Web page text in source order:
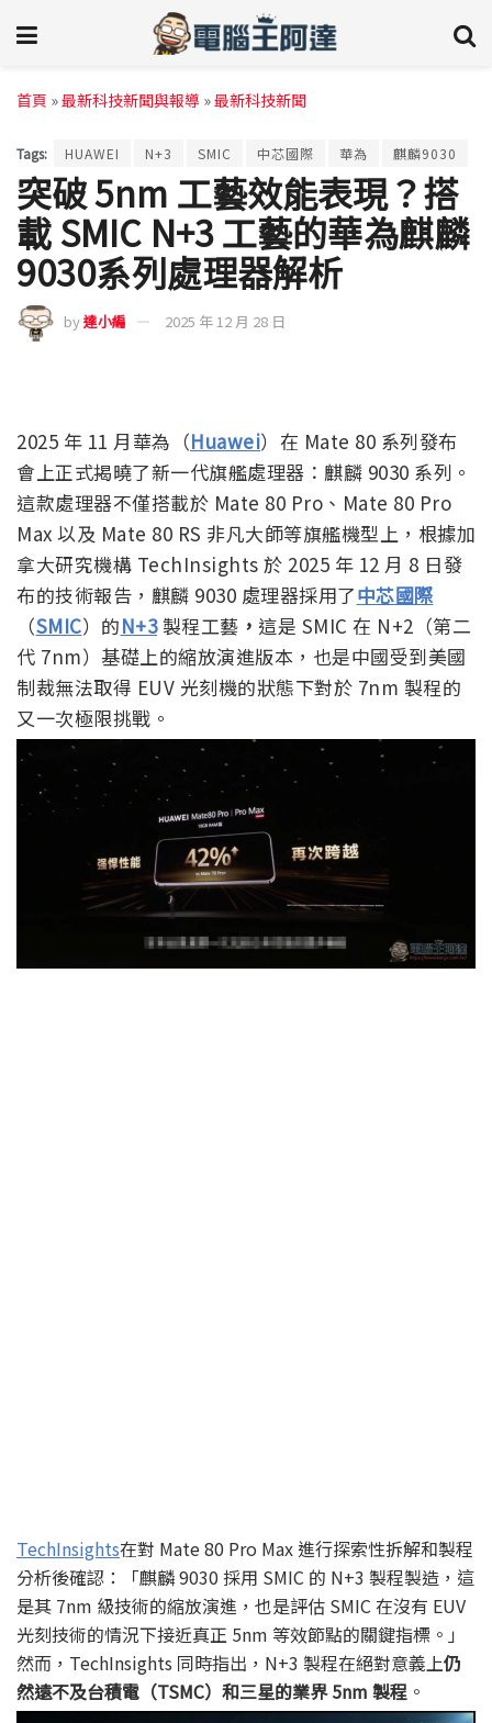
首頁 »最新科技新聞與報導 »最新科技新聞
Tags: HUAWEI N+3 SMIC 中芯國際 華為 麒麟9030
突破 5nm 工藝效能表現？搭
載 SMIC N+3 工藝的華為麒麟
9030系列處理器解析
by達小編 2025 年 12 月 28 日
2025 年 11 月華為（Huawei）在 Mate 80 系列發布
會上正式揭曉了新一代旗艦處理器：麒麟 9030 系列。
這款處理器不僅搭載於 Mate 80 Pro、Mate 80 Pro
Max 以及 Mate 80 RS 非凡大師等旗艦機型上，根據加
拿大研究機構 TechInsights 於 2025 年 12 月 8 日發
布的技術報告，麒麟 9030 處理器採用了中芯國際
（SMIC）的N+3製程工藝 ， 這是 SMIC 在 N+2（第二
代 7nm）基礎上的縮放演進版本，也是中國受到美國
制裁無法取得 EUV 光刻機的狀態下對於 7nm 製程的
又一次極限挑戰。
TechInsights在對 Mate 80 Pro Max 進行探索性拆解和製程
分析後確認：「麒麟 9030 採用 SMIC 的 N+3 製程製造，這
是其 7nm 級技術的縮放演進，也是評估 SMIC 在沒有 EUV
光刻技術的情況下接近真正 5nm 等效節點的關鍵指標。」
然而，TechInsights 同時指出，N+3 製程在絕對意義上仍
然遠不及台積電（TSMC）和三星的業界 5nm 製程 。